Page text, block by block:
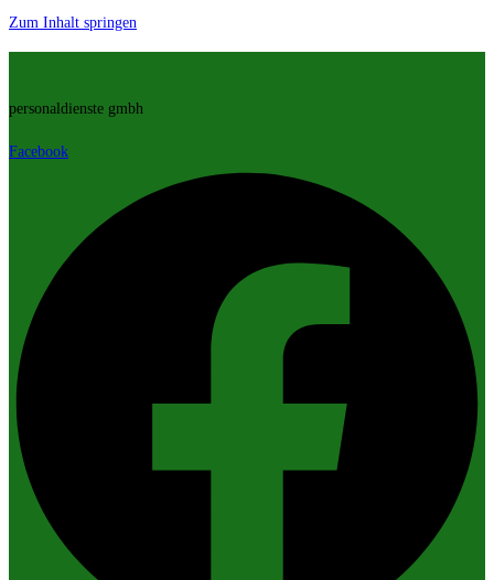
Zum Inhalt springen
personaldienste gmbh
Facebook